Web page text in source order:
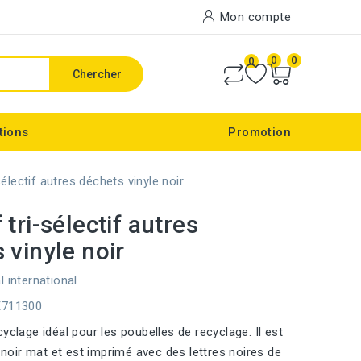
Mon compte
Chercher
0 0 0
Promotion
autres déchets vinyle noir
tri-sélectif autres
vinyle noir
international
idéal pour les poubelles de recyclage. Il est
mat et est imprimé avec des lettres noires de